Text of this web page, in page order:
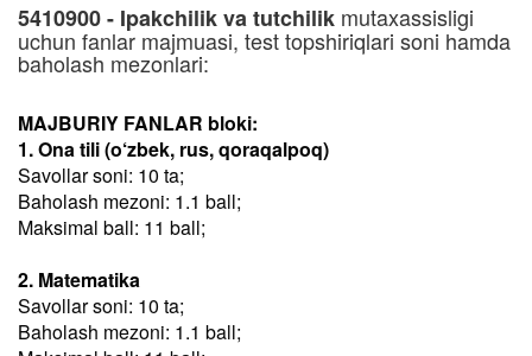
5410900 - Ipakchilik va tutchilik mutaxassisligi
uchun fanlar majmuasi, test topshiriqlari soni hamda
baholash mezonlari:
MAJBURIY FANLAR bloki:
1. Ona tili (o‘zbek, rus, qoraqalpoq)
Savollar soni: 10 ta;
Baholash mezoni: 1.1 ball;
Maksimal ball: 11 ball;
2. Matematika
Savollar soni: 10 ta;
Baholash mezoni: 1.1 ball;